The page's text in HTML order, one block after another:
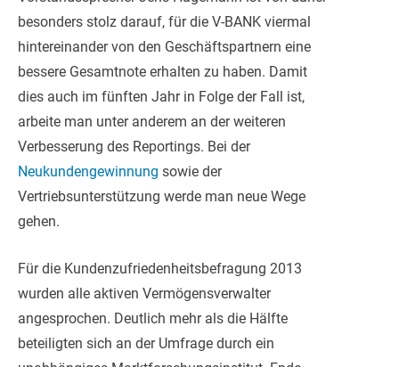
besonders stolz darauf, für die V-BANK viermal
hintereinander von den Geschäftspartnern eine
bessere Gesamtnote erhalten zu haben. Damit
dies auch im fünften Jahr in Folge der Fall ist,
arbeite man unter anderem an der weiteren
Verbesserung des Reportings. Bei der
Neukundengewinnung sowie der
Vertriebsunterstützung werde man neue Wege
gehen.
Für die Kundenzufriedenheitsbefragung 2013
wurden alle aktiven Vermögensverwalter
angesprochen. Deutlich mehr als die Hälfte
beteiligten sich an der Umfrage durch ein